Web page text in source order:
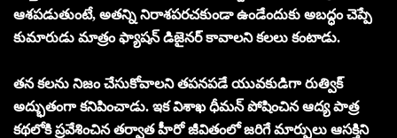
ఆశపడుతుంటే, అతన్ని నిరాశపరచకుండా ఉండేందుకు అబద్ధం చెప్పే
కుమారుడు మాత్రం ఫ్యాషన్ డిజైనర్ కావాలని కలలు కంటాడు.
తన కలను నిజం చేసుకోవాలని తపనపడే యువకుడిగా రుత్విక్
అద్భుతంగా కనిపించాడు. ఇక విశాఖ ధీమన్ పోషించిన ఆద్య పాత్ర
కథలోకి ప్రవేశించిన తర్వాత హీరో జీవితంలో జరిగే మార్పులు ఆసక్తిని